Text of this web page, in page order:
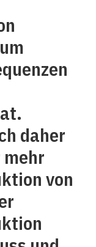
daher
von